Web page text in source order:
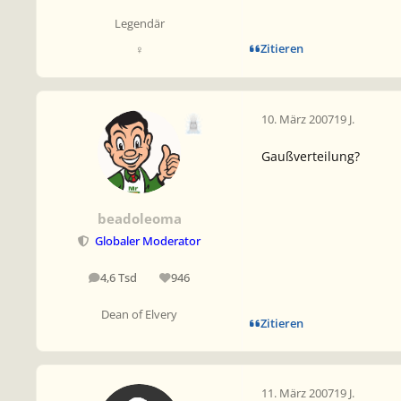
Legendär
♀
Zitieren
beadoleoma
Globaler Moderator
4,6 Tsd
Beiträge 946
Reputation
Dean of Elvery
10. März 200719 J.
Gaußverteilung?
Zitieren
11. März 200719 J.